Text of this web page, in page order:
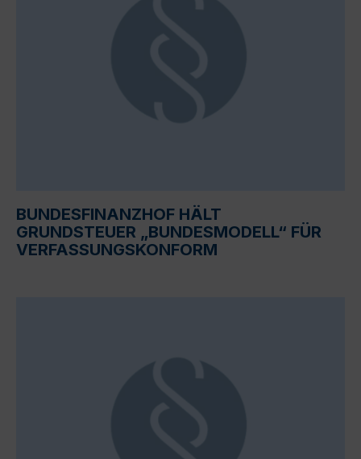
BUNDESFINANZHOF HÄLT
GRUNDSTEUER „BUNDESMODELL“ FÜR
VERFASSUNGSKONFORM